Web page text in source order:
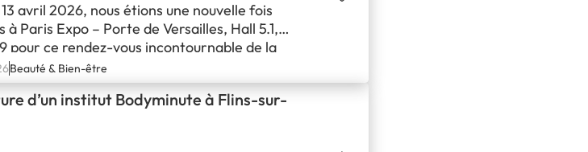
13 avril 2026, nous étions une nouvelle fois
à Paris Expo – Porte de Versailles, Hall 5.1,
pour ce rendez-vous incontournable de la
édition ! C’est avec une grande fierté que nous
dire que c’était notre 4e participation à ce
Quatre ans à échanger, partager et grandir.
Beauté & Bien-être
d’un institut Bodyminute à Flins-sur-